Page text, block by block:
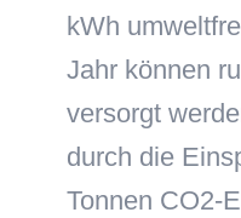
kWh
Jahr können
versorgt
durch die
Tonnen CO2-